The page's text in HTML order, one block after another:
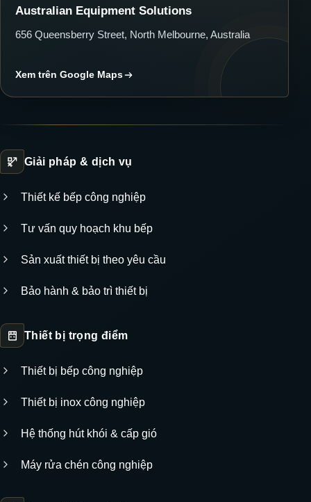
Australian Equipment Solutions
656 Queensberry Street, North Melbourne, Australia
Xem trên Google Maps
Giải pháp & dịch vụ
Thiết kế bếp công nghiệp
Tư vấn quy hoạch khu bếp
Sản xuất thiết bị theo yêu cầu
Bảo hành & bảo trì thiết bị
Thiết bị trọng điểm
Thiết bị bếp công nghiệp
Thiết bị inox công nghiệp
Hệ thống hút khói & cấp gió
Máy rửa chén công nghiệp